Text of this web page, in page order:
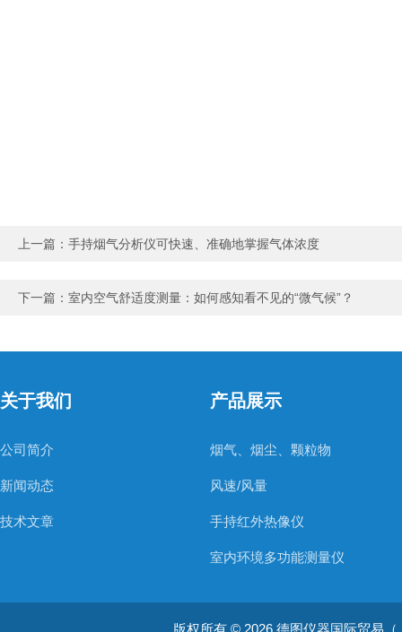
上一篇： 手持烟气分析仪可快速、准确地掌握气体浓度
下一篇： 室内空气舒适度测量：如何感知看不见的“微气候”？
关于我们
公司简介
新闻动态
技术文章
产品展示
烟气、烟尘、颗粒物
风速/风量
手持红外热像仪
室内环境多功能测量仪
温湿度仪器
版权所有 © 2026 德图仪器国际贸易